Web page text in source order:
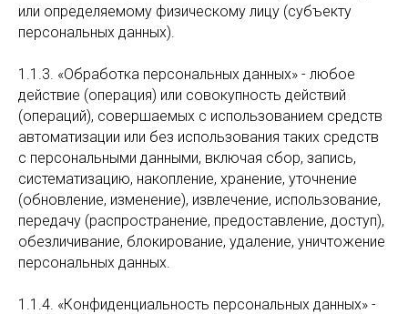
или определяемому физическому лицу (субъекту
персональных данных).
1.1.3. «Обработка персональных данных» - любое
действие (операция) или совокупность действий
(операций), совершаемых с использованием средств
автоматизации или без использования таких средств
с персональными данными, включая сбор, запись,
систематизацию, накопление, хранение, уточнение
(обновление, изменение), извлечение, использование,
передачу (распространение, предоставление, доступ),
обезличивание, блокирование, удаление, уничтожение
персональных данных.
1.1.4. «Конфиденциальность персональных данных» -